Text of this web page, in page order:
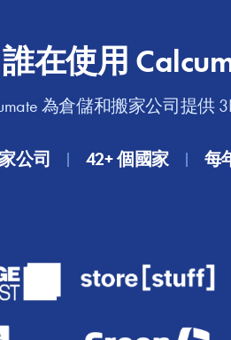
誰在使用
為倉儲和搬家公司提供
公司 | 42+ 個國家 | 每